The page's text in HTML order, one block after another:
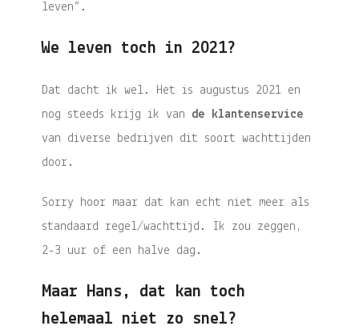
leven”.
We leven toch in 2021?
Dat dacht ik wel. Het is augustus 2021 en
nog steeds krijg ik van de klantenservice
van diverse bedrijven dit soort wachttijden
door.
Sorry hoor maar dat kan echt niet meer als
standaard regel/wachttijd. Ik zou zeggen,
2-3 uur of een halve dag.
Maar Hans, dat kan toch
helemaal niet zo snel?